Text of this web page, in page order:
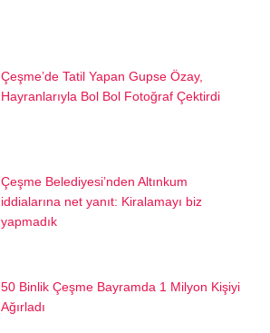
Çeşme’de Tatil Yapan Gupse Özay,
Hayranlarıyla Bol Bol Fotoğraf Çektirdi
Çeşme Belediyesi’nden Altınkum
iddialarına net yanıt: Kiralamayı biz
yapmadık
50 Binlik Çeşme Bayramda 1 Milyon Kişiyi
Ağırladı